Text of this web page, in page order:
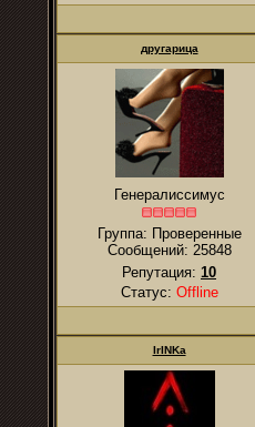
другарица
Генералиссимус
Группа: Проверенные
Сообщений: 25848
Репутация: 10
Статус: Offline
IrINKa